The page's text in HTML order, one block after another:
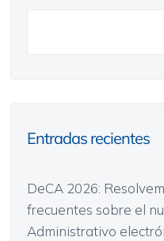
Entradas recientes
DeCA 2026:
frecuentes sobre el
Administrativo